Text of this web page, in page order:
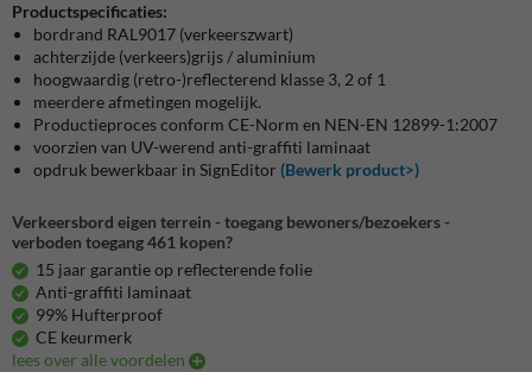
Productspecificaties:
bordrand RAL9017 (verkeerszwart)
achterzijde (verkeers)grijs / aluminium
hoogwaardig (retro-)reflecterend klasse 3, 2 of 1
meerdere afmetingen mogelijk.
Productieproces conform CE-Norm en NEN-EN 12899-1:2007
voorzien van UV-werend anti-graffiti laminaat
opdruk bewerkbaar in SignEditor (Bewerk product>)
Verkeersbord eigen terrein - toegang bewoners/bezoekers -
verboden toegang 461 kopen?
15 jaar garantie op reflecterende folie
Anti-graffiti laminaat
99% Hufterproof
CE keurmerk
lees over alle voordelen